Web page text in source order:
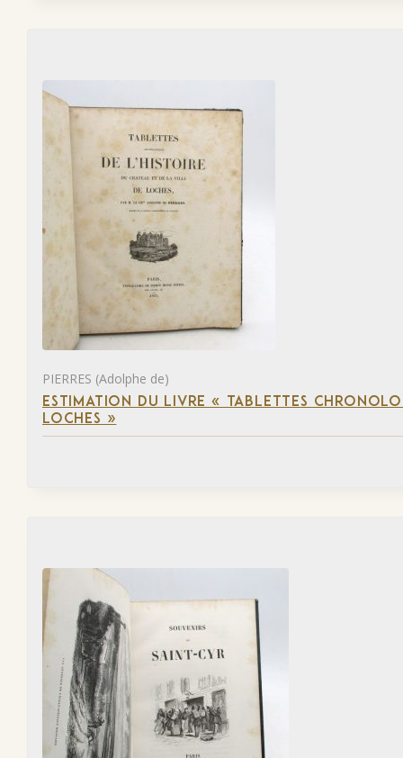
PIERRES (Adolphe de)
ESTIMATION DU LIVRE « TABLETTES
LOCHES »